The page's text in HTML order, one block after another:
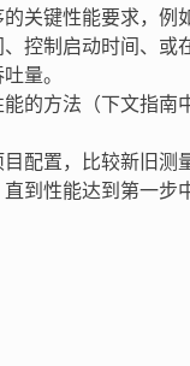
关键性能要求，例
控制启动时间、或
量。
的方法（下文指南
配置，比较新旧测
到性能达到第一步